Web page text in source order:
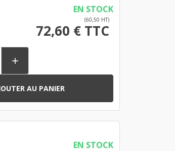
EN STOCK
(60,50 HT)
72,60 € TTC

AU PANIER
EN STOCK